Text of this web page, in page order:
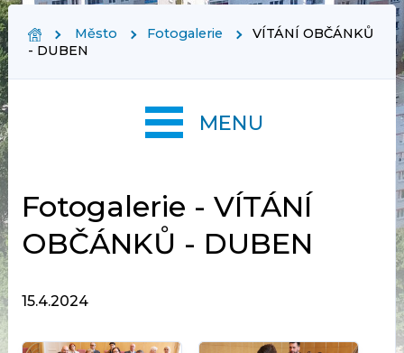
Město Fotogalerie
VÍTÁNÍ OBČÁNKŮ
- DUBEN
Fotogalerie - VÍTÁNÍ
OBČÁNKŮ - DUBEN
15.4.2024
MENU